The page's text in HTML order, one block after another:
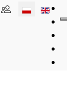
Wybierz swój